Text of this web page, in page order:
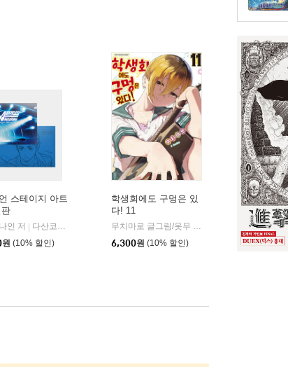
스테이지 아트
인 저
다산코믹스
원 (10% 할인)
학생회에도 구멍은 있
다! 11
무치마로 글그림/옷무 역
소미미디어
6,300원 (10% 할인)